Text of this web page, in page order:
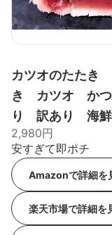
カツオのたた
き カツオ か
り 訳あり 海鮮
2,980円
安すぎて即ポチ
Amazonで詳細を
楽天市場で詳細を